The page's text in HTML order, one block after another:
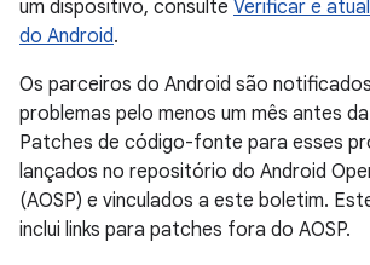
um dispositivo, consulte Verificar e
do Android.
Os parceiros do Android são
problemas pelo menos um mês antes
Patches de código-fonte para esses
lançados no repositório do Android
(AOSP) e vinculados a este boletim.
inclui links para patches fora do AOSP.